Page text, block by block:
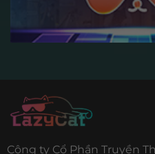
Công ty Cổ Phần Truyền